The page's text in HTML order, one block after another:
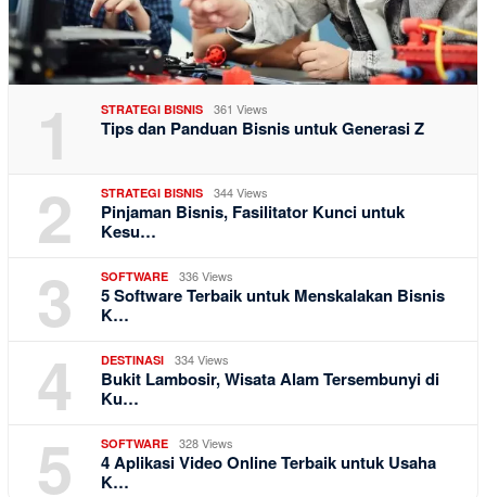
1 STRATEGI BISNIS 361 Views
Tips dan Panduan Bisnis untuk Generasi Z
2 STRATEGI BISNIS 344 Views
Pinjaman Bisnis, Fasilitator Kunci untuk
Kesu…
3 SOFTWARE 336 Views
5 Software Terbaik untuk Menskalakan Bisnis
K…
4 DESTINASI 334 Views
Bukit Lambosir, Wisata Alam Tersembunyi di
Ku…
5 SOFTWARE 328 Views
4 Aplikasi Video Online Terbaik untuk Usaha
K…